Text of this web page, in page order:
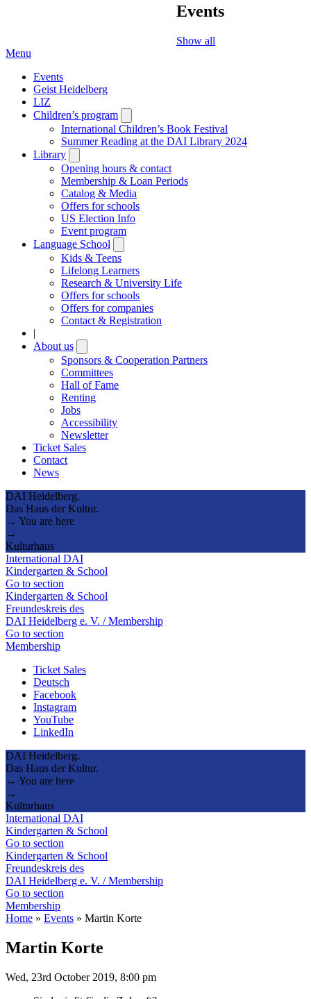
Events
Show all
Menu
Events
Geist Heidelberg
LIZ
Children’s program
submenu
International Children’s Book Festival
Summer Reading at the DAI Library 2024
Library
submenu
Opening hours & contact
Membership & Loan Periods
Catalog & Media
Offers for schools
US Election Info
Event program
Language School
submenu
Kids & Teens
Lifelong Learners
Research & University Life
Offers for schools
Offers for companies
Contact & Registration
|
About us
submenu
Sponsors & Cooperation Partners
Committees
Hall of Fame
Renting
Jobs
Accessibility
Newsletter
Ticket Sales
Contact
News
DAI Heidelberg.
Das Haus der Kultur.
→ You are here
→
Kulturhaus
International DAI
Kindergarten & School
Go to section
Kindergarten & School
Freundeskreis des
DAI Heidelberg e. V. / Membership
Go to section
Membership
Ticket Sales
Deutsch
Facebook
Instagram
YouTube
LinkedIn
DAI Heidelberg.
Das Haus der Kultur.
→ You are here
→
Kulturhaus
International DAI
Kindergarten & School
Go to section
Kindergarten & School
Freundeskreis des
DAI Heidelberg e. V. / Membership
Go to section
Membership
Home » Events » Martin Korte
Martin Korte
Wed, 23rd October 2019, 8:00 pm